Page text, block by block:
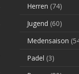
Herren (74)
Jugend (60)
Medensaison
Padel (3)